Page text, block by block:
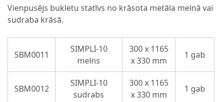
Vienpusējs bukletu statīvs no krāsota metāla melnā vai
sudraba krāsā.
SBM0011
SIMPLI-10
melns
300 x 1165
x 330 mm
1 gab
SBM0012
SIMPLI-10
sudrabs
300 x 1165
x 330 mm
1 gab